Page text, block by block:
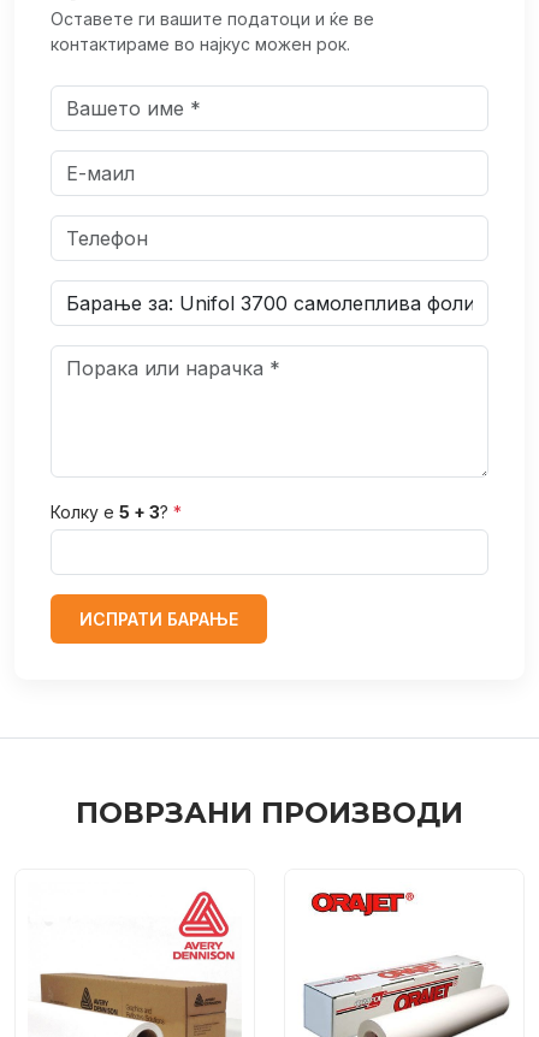
Оставете ги вашите податоци и ќе ве
контактираме во најкус можен рок.
Колку е 5 + 3? *
ИСПРАТИ БАРАЊЕ
ПОВРЗАНИ ПРОИЗВОДИ